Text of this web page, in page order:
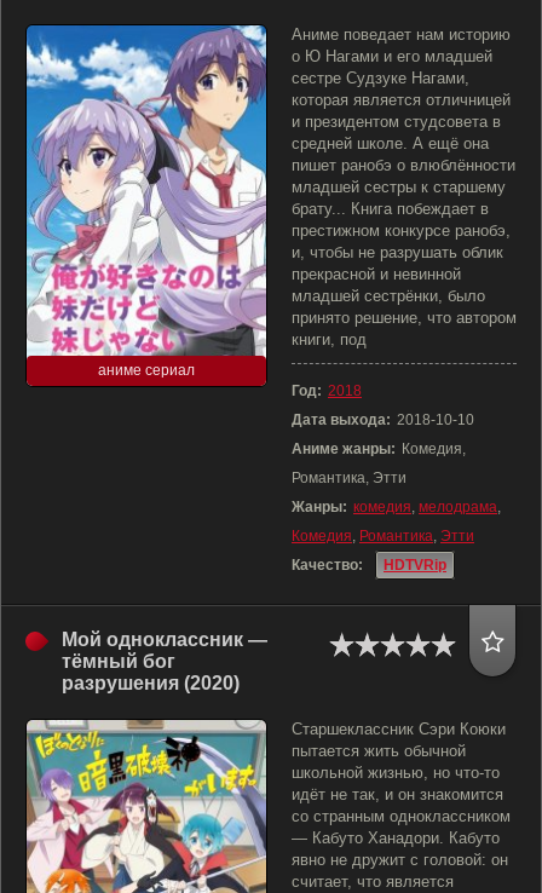
аниме сериал
Аниме поведает нам историю
о Ю Нагами и его младшей
сестре Судзуке Нагами,
которая является отличницей
и президентом студсовета в
средней школе. А ещё она
пишет ранобэ о влюблённости
младшей сестры к старшему
брату... Книга побеждает в
престижном конкурсе ранобэ,
и, чтобы не разрушать облик
прекрасной и невинной
младшей сестрёнки, было
принято решение, что автором
книги, под
Год: 2018
Дата выхода: 2018-10-10
Аниме жанры: Комедия,
Романтика, Этти
Жанры: комедия, мелодрама,
Комедия, Романтика, Этти
Качество:
HDTVRip
Мой одноклассник —
тёмный бог
разрушения (2020)
Старшеклассник Сэри Коюки
пытается жить обычной
школьной жизнью, но что-то
идёт не так, и он знакомится
со странным одноклассником
— Кабуто Ханадори. Кабуто
явно не дружит с головой: он
считает, что является